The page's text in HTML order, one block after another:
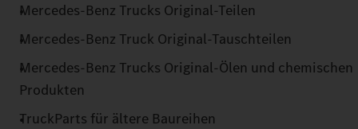
Mercedes‑Benz Trucks Original-Teilen
Mercedes‑Benz Truck Original-Tauschteilen
Mercedes‑Benz Trucks Original-Ölen und chemischen
Produkten
TruckParts für ältere Baureihen